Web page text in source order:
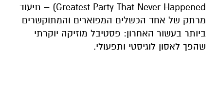
Greatest Party That Never Happened) – תיעוד
מרתק של אחד הכשלים המפוארים והמתוקשרים
ביותר בעשור האחרון: פסטיבל מוזיקה יוקרתי
שהפך לאסון לוגיסטי ותפעולי.